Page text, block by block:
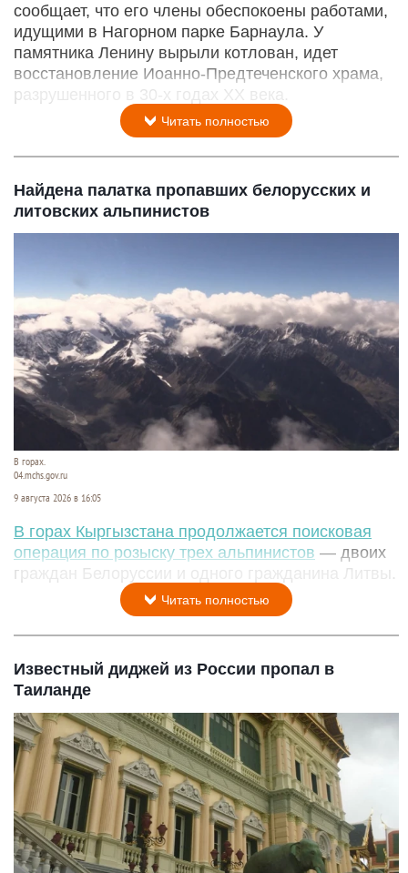
сообщает, что его члены обеспокоены работами,
идущими в Нагорном парке Барнаула. У
памятника Ленину вырыли котлован, идет
восстановление Иоанно-Предтеченского храма,
разрушенного в 30-х годах XX века.
Читать полностью
Найдена палатка пропавших белорусских и
литовских альпинистов
В горах.
04.mchs.gov.ru
9 августа 2026 в 16:05
В горах Кыргызстана продолжается поисковая
операция по розыску трех альпинистов — двоих
граждан Белоруссии и одного гражданина Литвы.
Читать полностью
Известный диджей из России пропал в
Таиланде